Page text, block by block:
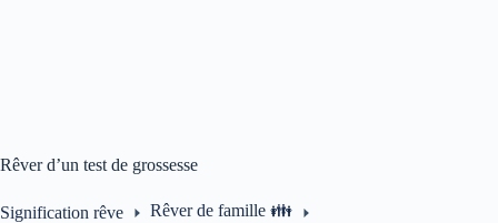
Rêver d’un test de grossesse
Signification rêve
Rêver de famille 👪